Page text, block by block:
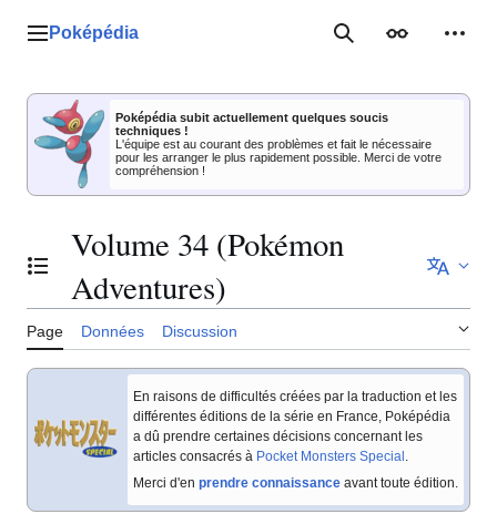
Menu principal
Poképédia RechercherApparence
Poképédia subit actuellement quelques soucis
techniques !
L'équipe est au courant des problèmes et fait le nécessaire
pour les arranger le plus rapidement possible. Merci de votre
compréhension !
Basculer la table des matières
Volume 34 (Pokémon
Adventures)
Page Données Discussion
En raisons de difficultés créées par la traduction et les
différentes éditions de la série en France, Poképédia
a dû prendre certaines décisions concernant les
articles consacrés à Pocket Monsters Special.
Merci d'en prendre connaissance avant toute édition.